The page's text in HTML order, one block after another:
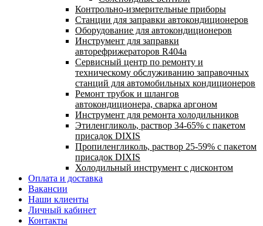
Контрольно-измерительные приборы
Станции для заправки автокондиционеров
Оборудование для автокондиционеров
Инструмент для заправки
авторефрижераторов R404a
Сервисный центр по ремонту и
техническому обслуживанию заправочных
станций для автомобильных кондиционеров
Ремонт трубок и шлангов
автокондиционера, сварка аргоном
Инструмент для ремонта холодильников
Этиленгликоль, раствор 34-65% с пакетом
присадок DIXIS
Пропиленгликоль, раствор 25-59% с пакетом
присадок DIXIS
Холодильный инструмент с дисконтом
Оплата и доставка
Вакансии
Наши клиенты
Личный кабинет
Контакты